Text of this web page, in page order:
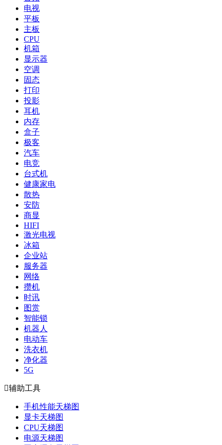
电视
平板
主板
CPU
机箱
显示器
空调
固态
打印
投影
耳机
内存
盒子
极客
汽车
电竞
台式机
健康家电
散热
安防
商显
HIFI
激光电视
冰箱
企业站
服务器
网络
攒机
时讯
图赏
智能锁
机器人
电动车
洗衣机
净化器
5G
辅助工具
手机性能天梯图
显卡天梯图
CPU天梯图
电源天梯图